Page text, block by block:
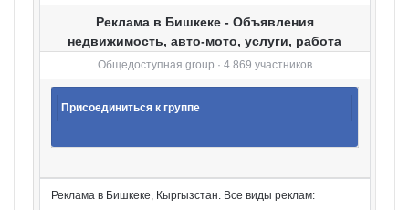
Реклама в Бишкеке - Объявления
недвижимость, авто-мото, услуги, работа
Общедоступная group · 4 869 участников
Присоединиться к группе
Реклама в Бишкеке, Кыргызстан. Все виды реклам: